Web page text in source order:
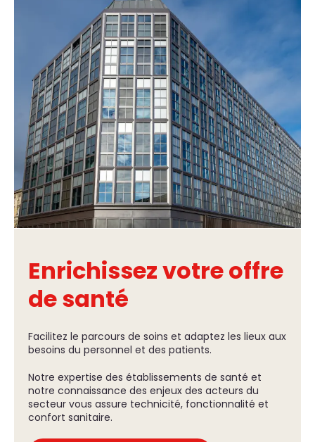
Enrichissez votre offre
de santé
Facilitez le parcours de soins et adaptez les lieux aux
besoins du personnel et des patients.
Notre expertise des établissements de santé et
notre connaissance des enjeux des acteurs du
secteur vous assure technicité, fonctionnalité et
confort sanitaire.